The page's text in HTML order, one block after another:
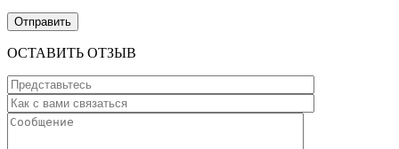
ОСТАВИТЬ ОТЗЫВ